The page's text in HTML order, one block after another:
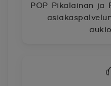
POP Pikalainan ja